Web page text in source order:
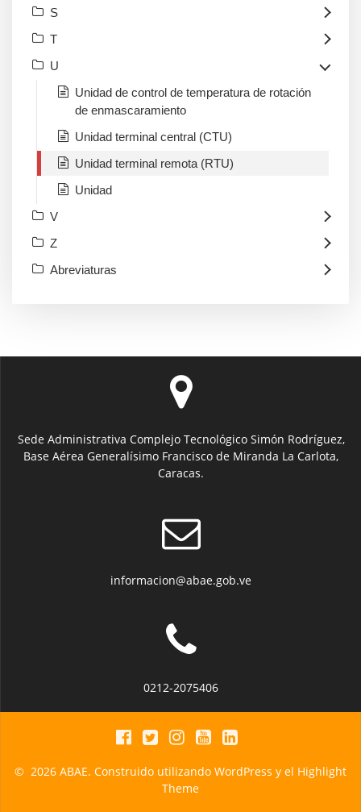
S
T
U
Unidad de control de temperatura de rotación
de enmascaramiento
Unidad terminal central (CTU)
Unidad terminal remota (RTU)
Unidad
V
Z
Abreviaturas
Sede Administrativa Complejo Tecnológico Simón Rodríguez,
Base Aérea Generalísimo Francisco de Miranda La Carlota,
Caracas.
informacion@abae.gob.ve
0212-2075406
© 2026 ABAE. Construido utilizando WordPress y el Highlight
Theme